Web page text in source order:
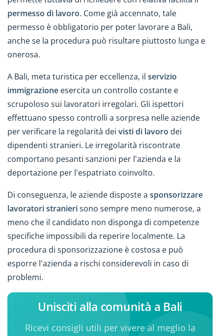
permesso di lavoro. Come già accennato, tale
permesso è obbligatorio per poter lavorare a Bali,
anche se la procedura può risultare piuttosto lunga e
onerosa.
A Bali, meta turistica per eccellenza, il servizio
immigrazione esercita un controllo costante e
scrupoloso sui lavoratori irregolari. Gli ispettori
effettuano spesso controlli a sorpresa nelle aziende
per verificare la regolarità dei visti di lavoro dei
dipendenti stranieri. Le irregolarità riscontrate
comportano pesanti sanzioni per l'azienda e la
deportazione per l'espatriato coinvolto.
Di conseguenza, le aziende disposte a sponsorizzare
lavoratori stranierisono sempre meno numerose, a
meno che il candidato non disponga di competenze
specifiche impossibili da reperire localmente. La
procedura di sponsorizzazione è costosa e può
esporre l'azienda a rischi considerevoli in caso di
problemi.
Unisciti alla comunità a Bali
Ricevi consigli utili per vivere al meglio la